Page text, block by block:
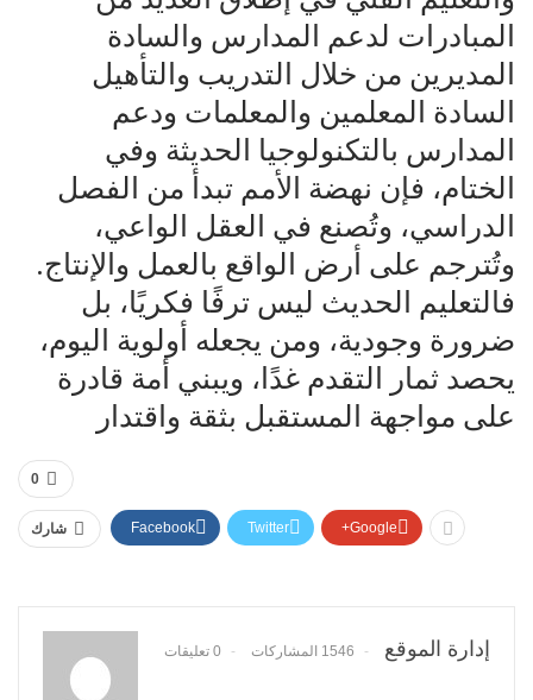
المبادرات لدعم المدارس والسادة
المديرين من خلال التدريب والتأهيل
السادة المعلمين والمعلمات ودعم
المدارس بالتكنولوجيا الحديثة وفي
الختام، فإن نهضة الأمم تبدأ من الفصل
الدراسي، وتُصنع في العقل الواعي،
وتُترجم على أرض الواقع بالعمل والإنتاج.
فالتعليم الحديث ليس ترفًا فكريًا، بل
ضرورة وجودية، ومن يجعله أولوية اليوم،
يحصد ثمار التقدم غدًا، ويبني أمة قادرة
على مواجهة المستقبل بثقة واقتدار
0
شارك Facebook Twitter Google+
إدارة الموقع 1546 المشاركات 0 تعليقات